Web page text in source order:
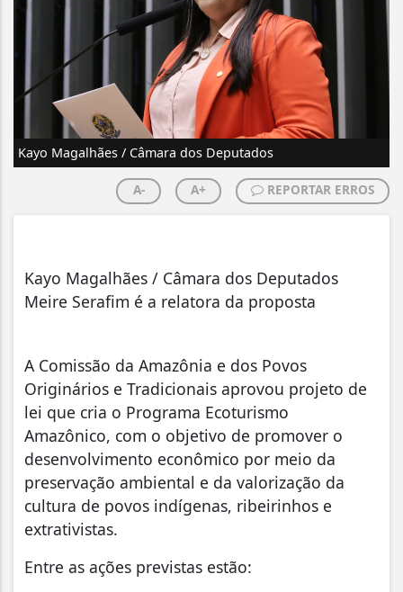
Kayo Magalhães / Câmara dos Deputados
A- A+ REPORTAR ERROS
Kayo Magalhães / Câmara dos Deputados
Meire Serafim é a relatora da proposta
A Comissão da Amazônia e dos Povos
Originários e Tradicionais aprovou projeto de
lei que cria o Programa Ecoturismo
Amazônico, com o objetivo de promover o
desenvolvimento econômico por meio da
preservação ambiental e da valorização da
cultura de povos indígenas, ribeirinhos e
extrativistas.
Entre as ações previstas estão: